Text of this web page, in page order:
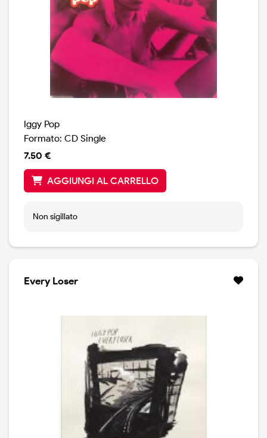
Iggy Pop
Formato: CD Single
7.50 €
AGGIUNGI AL CARRELLO
Non sigillato
Every Loser